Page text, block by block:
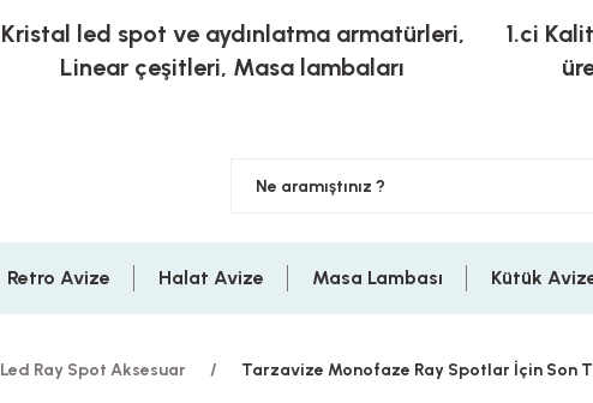
Kristal led spot ve aydınlatma armatürleri,
Linear çeşitleri, Masa lambaları
1.ci
Retro Avize Halat Avize Masa Lambası Kütük
Led Ray Spot Aksesuar Tarzavize Monofaze Ray Spotlar İçin Son T